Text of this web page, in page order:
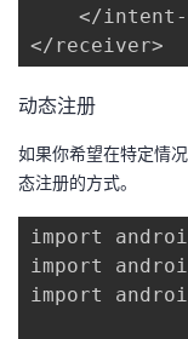
</
</receiver>
动态注册
如果你希望在特定情
态注册的方式。
import
import
import